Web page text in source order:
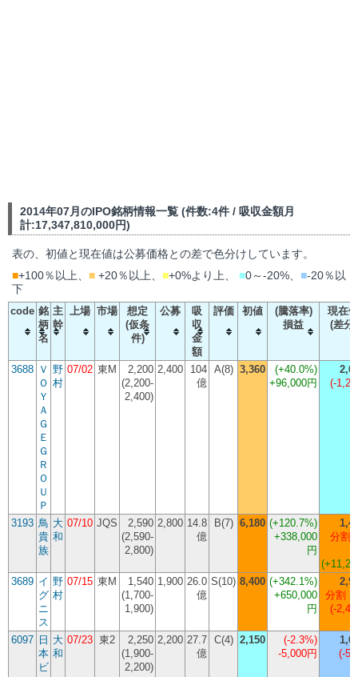
2014年07月のIPO銘柄情報一覧 (件数:4件 / 吸収金額月
計:17,347,810,000円)
表の、初値と現在値は公募価格との差で色分けしています。
■+100％以上、 ■ +20％以上、 ■+0%より上、 ■0～-20%、 ■-20％以
下
code 銘
柄
名
主
幹
上場 市場
想定
(仮条
件)
公募
吸
収
金
額
評価 初値
(騰落率)
損益
現在値
(差分)
3688 Ｖ
Ｏ
Ｙ
Ａ
Ｇ
Ｅ
Ｇ
Ｒ
Ｏ
Ｕ
Ｐ
野
村
07/02 東M
2,200
(2,200-
2,400)
2,400
104
億
A(8) 3,360 (+40.0%)
+96,000円
(-
3193 鳥
貴
族
大
和
07/10 JQS
2,590
(2,590-
2,800)
2,800 14.8
億
B(7) 6,180 (+120.7%)
+338,000
円
分割
3689 イ
グ
ニ
ス
野
村
07/15 東M
1,540
(1,700-
1,900)
1,900 26.0
億
S(10) 8,400 (+342.1%)
+650,000
円
分割 2
(-
6097 日
本
ビ
大
和
07/23 東2
2,250
(1,900-
2,200)
2,200 27.7
億
C(4) 2,150 (-2.3%)
-5,000円
(-